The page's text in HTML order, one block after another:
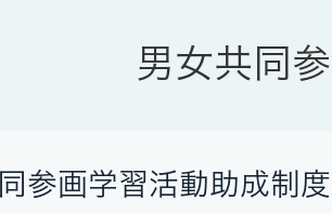
男女共同
参画学習活動助成制度